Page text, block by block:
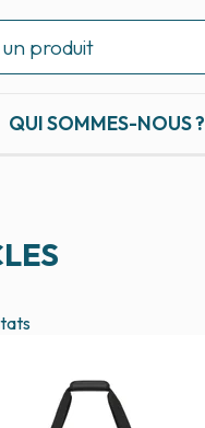
QUI SOMMES-NOUS ?